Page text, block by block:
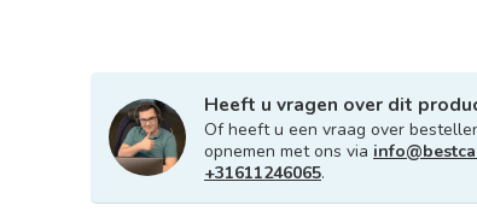
Heeft u vragen over dit
Of heeft u een vraag over
opnemen met ons via
+31611246065.